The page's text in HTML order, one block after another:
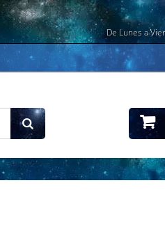
De Lunes a